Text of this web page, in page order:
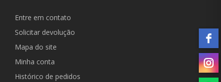
Entre em contato
Solicitar devolução
Mapa do site
Minha conta
Histórico de pedidos